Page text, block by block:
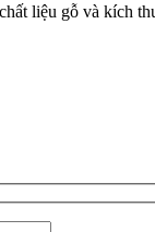
liệu gỗ và kích